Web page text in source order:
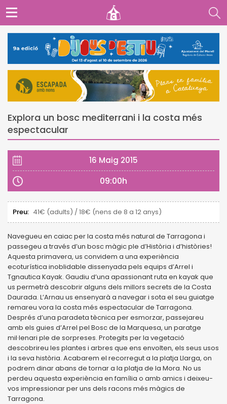
Explora un bosc mediterrani i la costa més
espectacular
16 Maig 2015
09:00h
Preu: 41€ (adults) / 18€ (nens de 8 a 12 anys)
Navegueu en caiac per la costa més natural de Tarragona i
passegeu a través d’un bosc màgic ple d’Història i d’històries!
Aquesta primavera, us convidem a una experiència
ecoturística inoblidable dissenyada pels equips d’Arrel i
Tgnautica Kayak. Gaudiu d’una apassionant ruta en kayak que
us permetrà descobrir alguns dels millors secrets de la Costa
Daurada. L’Arnau us ensenyarà a navegar i sota el seu guiatge
remareu vora la costa més espectacular de Tarragona.
Després d’una paradeta tècnica per esmorzar, passejareu
amb els guies d’Arrel pel Bosc de la Marquesa, un paratge
mil·lenari ple de sorpreses. Protegits per la vegetació
descobrireu les plantes i arbres que ens envolten, els seus usos
i la seva història. Acabarem el recorregut a la platja Llarga, on
podrem dinar abans de tornar a la platja de la Mora. No us
perdeu aquesta experiència en família o amb amics i deixeu-
vos impressionar per uns dels racons més màgics de
Tarragona.